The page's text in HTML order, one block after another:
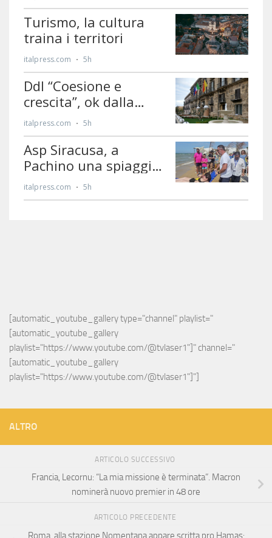
[automatic_youtube_gallery type="channel" playlist="
[automatic_youtube_gallery
playlist="https://www.youtube.com/@tvlaser1"]" channel="
[automatic_youtube_gallery
playlist="https://www.youtube.com/@tvlaser1"]"]
ALTRO
ARTICOLO SUCCESSIVO
Francia, Lecornu: “La mia missione è terminata”. Macron
nominerà nuovo premier in 48 ore
ARTICOLO PRECEDENTE
Roma, alla stazione Nomentana appare scritta pro Hamas: